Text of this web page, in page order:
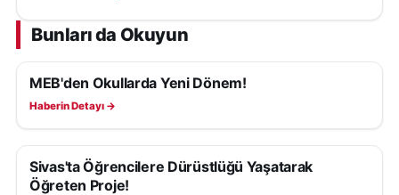
Bunları da Okuyun
EĞITIM
MEB'den Okullarda Yeni Dönem!
Haberin Detayı →
EĞITIM
Sivas'ta Öğrencilere Dürüstlüğü Yaşatarak
Öğreten Proje!